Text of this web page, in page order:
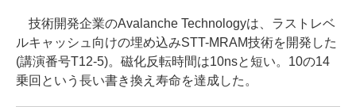
技術開発企業のAvalanche Technologyは、ラストレベ
ルキャッシュ向けの埋め込みSTT-MRAM技術を開発した
(講演番号T12-5)。磁化反転時間は10nsと短い。10の14
乗回という長い書き換え寿命を達成した。